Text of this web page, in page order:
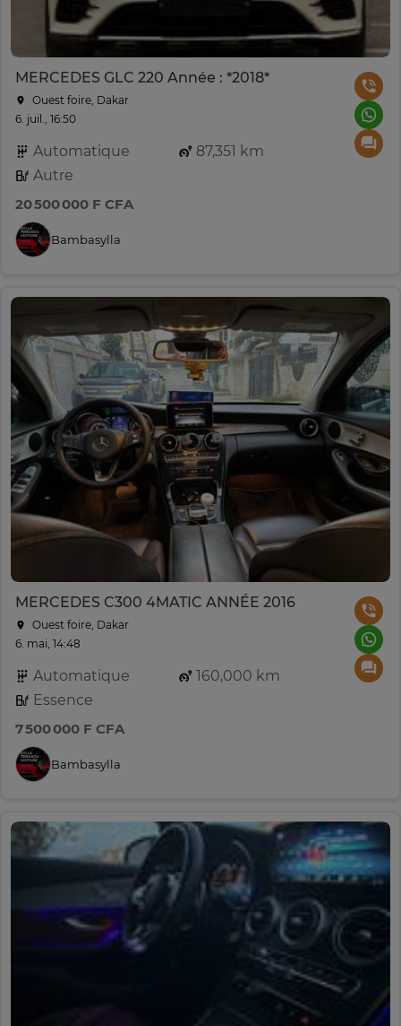
MERCEDES GLC 220 Année : *2018*
Ouest foire, Dakar
6. juil., 16:50
Automatique
87,351 km
Autre
20 500 000 F CFA
Bambasylla
MERCEDES C300 4MATIC ANNÉE 2016
Ouest foire, Dakar
6. mai, 14:48
Automatique
160,000 km
Essence
7 500 000 F CFA
Bambasylla